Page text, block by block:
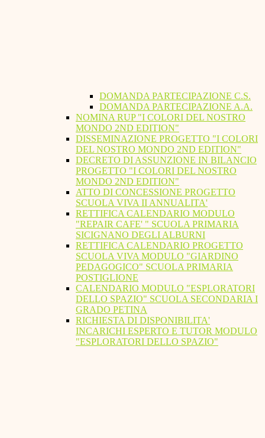
DOMANDA PARTECIPAZIONE C.S.
DOMANDA PARTECIPAZIONE A.A.
NOMINA RUP "I COLORI DEL NOSTRO
MONDO 2ND EDITION"
DISSEMINAZIONE PROGETTO "I COLORI
DEL NOSTRO MONDO 2ND EDITION"
DECRETO DI ASSUNZIONE IN BILANCIO
PROGETTO "I COLORI DEL NOSTRO
MONDO 2ND EDITION"
ATTO DI CONCESSIONE PROGETTO
SCUOLA VIVA II ANNUALITA'
RETTIFICA CALENDARIO MODULO
"REPAIR CAFE' " SCUOLA PRIMARIA
SICIGNANO DEGLI ALBURNI
RETTIFICA CALENDARIO PROGETTO
SCUOLA VIVA MODULO "GIARDINO
PEDAGOGICO" SCUOLA PRIMARIA
POSTIGLIONE
CALENDARIO MODULO "ESPLORATORI
DELLO SPAZIO" SCUOLA SECONDARIA I
GRADO PETINA
RICHIESTA DI DISPONIBILITA'
INCARICHI ESPERTO E TUTOR MODULO
"ESPLORATORI DELLO SPAZIO"